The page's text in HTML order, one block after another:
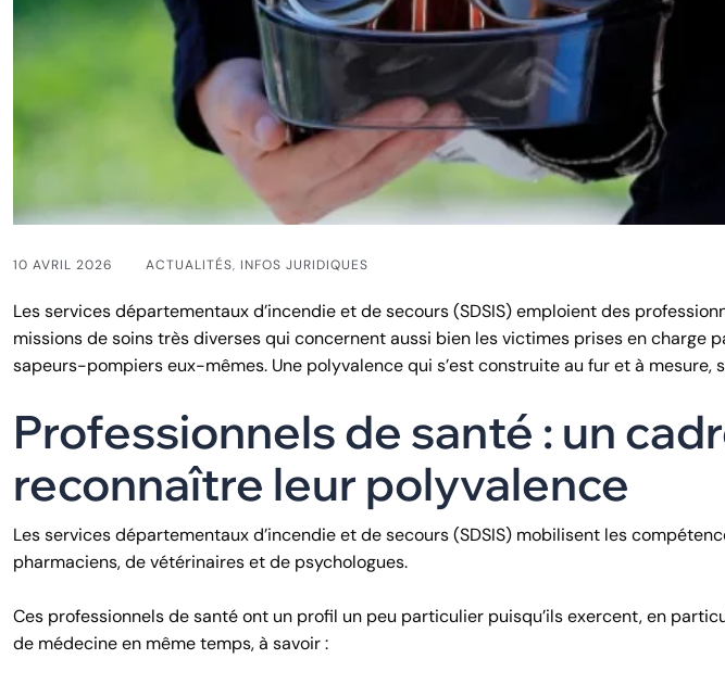
10 AVRIL 2026 ACTUALITÉS, INFOS JURIDIQUES
Les services départementaux d’incendie et de secours (SDSIS) emploient des
missions de soins très diverses qui concernent aussi bien les victimes prises en charge
sapeurs-pompiers eux-mêmes. Une polyvalence qui s’est construite au fur et à mesure,
Professionnels de santé : un
reconnaître leur polyvalence
Les services départementaux d’incendie et de secours (SDSIS) mobilisent les
pharmaciens, de vétérinaires et de psychologues.
Ces professionnels de santé ont un profil un peu particulier puisqu’ils exercent, en
de médecine en même temps, à savoir :